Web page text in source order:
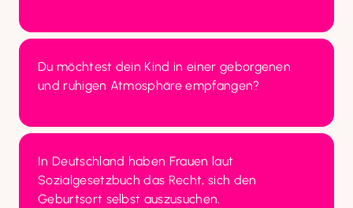
Du möchtest dein Kind in einer geborgenen
und ruhigen Atmosphäre empfangen?
In Deutschland haben Frauen laut
Sozialgesetzbuch das Recht, sich den
Geburtsort selbst auszusuchen.